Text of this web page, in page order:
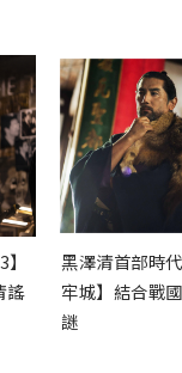
謠
黑澤清首部時
牢城】結合戰
謎